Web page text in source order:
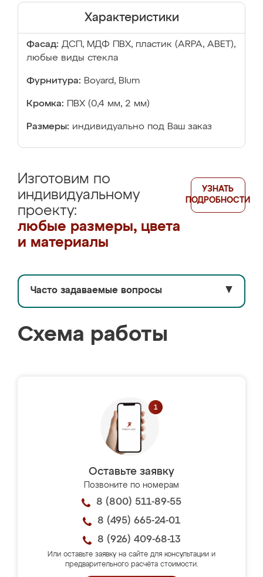
Характеристики
Фасад: ДСП, МДФ ПВХ, пластик (ARPA, ABET),
любые виды стекла
Фурнитура: Boyard, Blum
Кромка: ПВХ (0,4 мм, 2 мм)
Размеры: индивидуально под Ваш заказ
Изготовим по
индивидуальному
проекту:
любые размеры, цвета
и материалы
УЗНАТЬ
ПОДРОБНОСТИ
Часто задаваемые вопросы ▼
Схема работы
Оставьте заявку
Позвоните по номерам
8 (800) 511-89-55
8 (495) 665-24-01
8 (926) 409-68-13
Или оставьте заявку на сайте для консультации и
предварительного расчёта стоимости.